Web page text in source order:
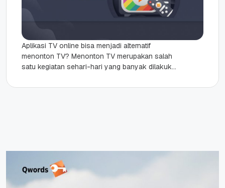
Aplikasi TV online bisa menjadi alternatif
menonton TV? Menonton TV merupakan salah
satu kegiatan sehari-hari yang banyak dilakukan
media...